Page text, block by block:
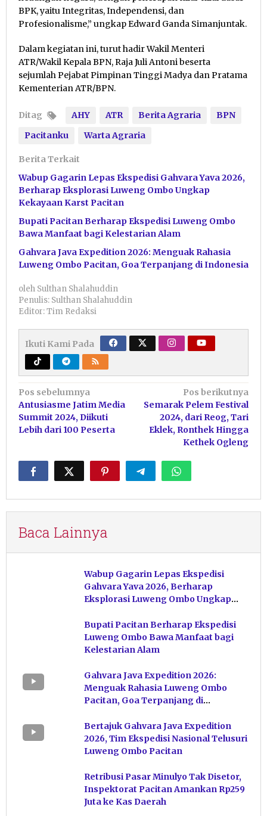
BPK, yaitu Integritas, Independensi, dan
Profesionalisme,” ungkap Edward Ganda Simanjuntak.
Dalam kegiatan ini, turut hadir Wakil Menteri
ATR/Wakil Kepala BPN, Raja Juli Antoni beserta
sejumlah Pejabat Pimpinan Tinggi Madya dan Pratama
Kementerian ATR/BPN.
Ditag AHY ATR Berita Agraria
BPN
Pacitanku
Warta Agraria
Berita Terkait
Wabup Gagarin Lepas Ekspedisi Gahvara Yava 2026,
Berharap Eksplorasi Luweng Ombo Ungkap
Kekayaan Karst Pacitan
Bupati Pacitan Berharap Ekspedisi Luweng Ombo
Bawa Manfaat bagi Kelestarian Alam
Gahvara Java Expedition 2026: Menguak Rahasia
Luweng Ombo Pacitan, Goa Terpanjang di Indonesia
oleh Sulthan Shalahuddin
Penulis: Sulthan Shalahuddin
Editor: Tim Redaksi
Ikuti Kami Pada
Navigasi
pos
Pos sebelumnya
Antusiasme Jatim Media
Summit 2024, Diikuti
Lebih dari 100 Peserta
Pos berikutnya
Semarak Pelem Festival
2024, dari Reog, Tari
Eklek, Ronthek Hingga
Kethek Ogleng
Baca Lainnya
Wabup Gagarin Lepas Ekspedisi
Gahvara Yava 2026, Berharap
Eksplorasi Luweng Ombo Ungkap
Bupati Pacitan Berharap Ekspedisi
Luweng Ombo Bawa Manfaat bagi
Kelestarian Alam
Gahvara Java Expedition 2026:
Menguak Rahasia Luweng Ombo
Pacitan, Goa Terpanjang di
Bertajuk Gahvara Java Expedition
2026, Tim Ekspedisi Nasional Telusuri
Luweng Ombo Pacitan
Retribusi Pasar Minulyo Tak Disetor,
Inspektorat Pacitan Amankan Rp259
Juta ke Kas Daerah